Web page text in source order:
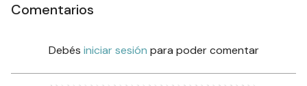
Comentarios
Debés iniciar sesión para poder comentar